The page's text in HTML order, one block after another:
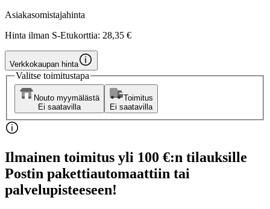
Asiakasomistajahinta
Hinta ilman S-Etukorttia: 28,35 €
Verkkokaupan hinta
Valitse toimitustapa
Nouto myymälästä
Ei saatavilla
Toimitus
Ei saatavilla
Ilmainen toimitus yli 100 €:n tilauksille
Postin pakettiautomaattiin tai
palvelupisteeseen!